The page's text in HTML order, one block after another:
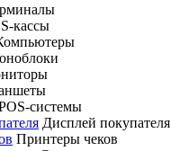
кассы
системы
Дисплей покупателя
Принтеры чеков